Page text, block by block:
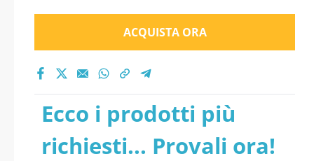
ACQUISTA ORA
Ecco i prodotti più
richiesti... Provali ora!